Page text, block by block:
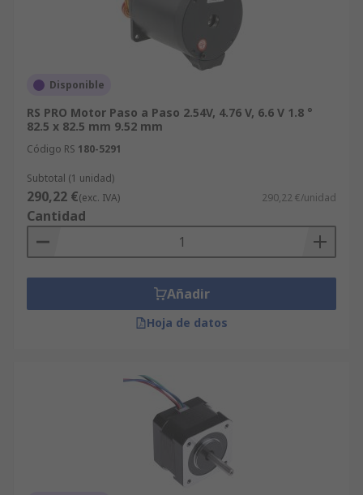
Disponible
RS PRO Motor Paso a Paso 2.54V, 4.76 V, 6.6 V 1.8 °
82.5 x 82.5 mm 9.52 mm
Código RS 180-5291
Subtotal (1 unidad)
290,22 €(exc. IVA) 290,22 €/unidad
Cantidad
Añadir
Hoja de datos